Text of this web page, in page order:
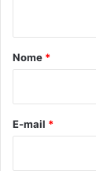
r
*
Nome *
E-mail *